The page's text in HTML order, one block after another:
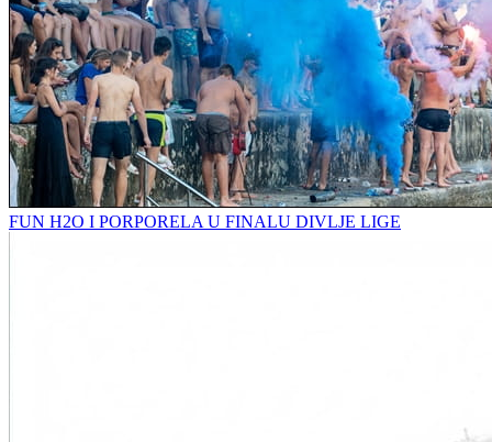
FUN H2O I PORPORELA U FINALU DIVLJE LIGE